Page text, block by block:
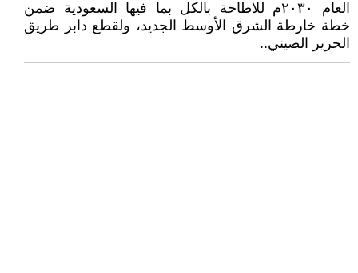
العام ٢٠٣٠م للاطاحة بالكل بما فيها السعودية ضمن
خطة خارطة الشرق الأوسط الجديد، ولقطع دابر طريق
الحرير الصيني..